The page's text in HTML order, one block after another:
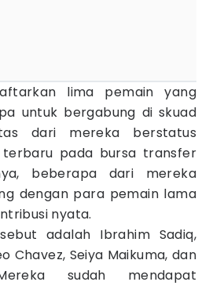
lima pemain yang
untuk bergabung di skuad
dari mereka berstatus
pada bursa transfer
beberapa dari mereka
dengan para pemain lama
nyata.
adalah Ibrahim Sadiq,
Chavez, Seiya Maikuma, dan
sudah mendapat